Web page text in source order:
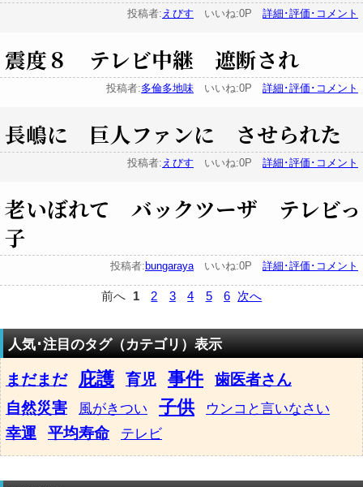
投稿者: えびす いいね:0P 詳細･評価･コメント
震度８ テレビ中継 遮断され
投稿者:多倫多地味 いいね:0P 詳細･評価･コメント
長嶋に 巨人ファンに させられた
投稿者: えびす いいね:0P 詳細･評価･コメント
老いぼれて バックツーザ テレビっ
子
投稿者: bungarayaいいね:0P 詳細･評価･コメント
前へ 1 2 3 4 5 6 次へ
人気･注目のタグ（カテゴリ）表示
まだまだ 庇護 育児 事件
歯医者さん
自然災害
風がきつい 子供 ウンコと言いなさい
幸運 平均寿命 テレビ